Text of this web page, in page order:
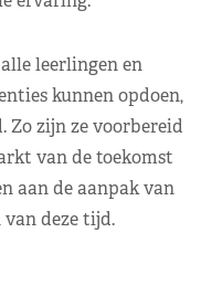
leerlingen en
kunnen opdoen,
zijn ze voorbereid
van de toekomst
aan de aanpak van
deze tijd.